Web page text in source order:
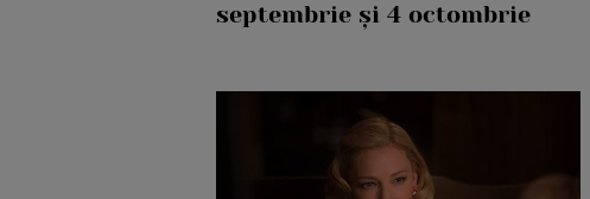
septembrie și 4 octombrie